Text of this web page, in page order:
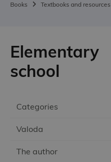
Books Textbooks and resources
Categories
Valoda
The author
Elementary
school